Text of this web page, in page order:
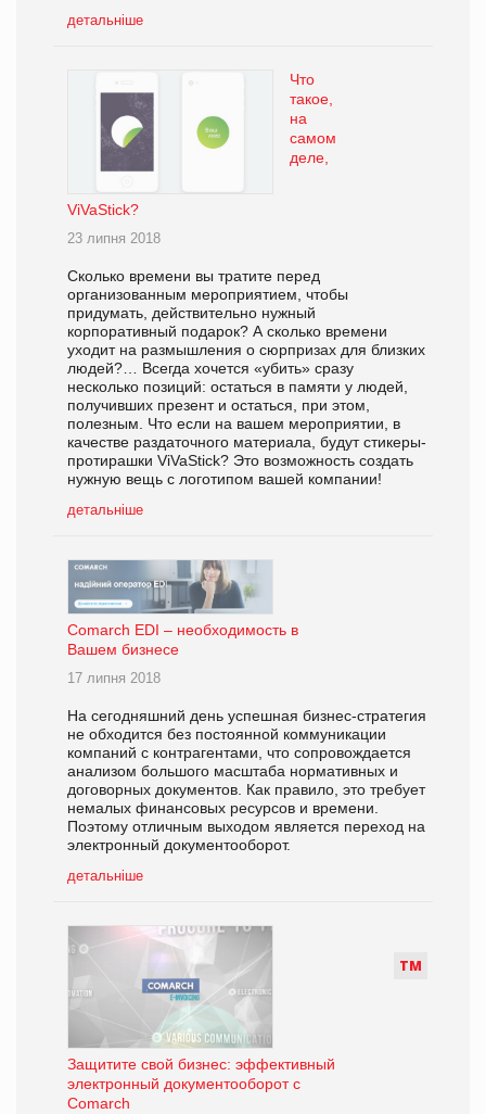
детальніше
Что
такое,
на
самом
деле,
ViVaStick?
23 липня 2018
Сколько времени вы тратите перед
организованным мероприятием, чтобы
придумать, действительно нужный
корпоративный подарок? А сколько времени
уходит на размышления о сюрпризах для близких
людей?… Всегда хочется «убить» сразу
несколько позиций: остаться в памяти у людей,
получивших презент и остаться, при этом,
полезным. Что если на вашем мероприятии, в
качестве раздаточного материала, будут стикеры-
протирашки ViVaStick? Это возможность создать
нужную вещь с логотипом вашей компании!
детальніше
Comarch EDI – необходимость в
Вашем бизнесе
17 липня 2018
На сегодняшний день успешная бизнес-стратегия
не обходится без постоянной коммуникации
компаний с контрагентами, что сопровождается
анализом большого масштаба нормативных и
договорных документов. Как правило, это требует
немалых финансовых ресурсов и времени.
Поэтому отличным выходом является переход на
электронный документооборот.
детальніше
ТМ
Защитите свой бизнес: эффективный
электронный документооборот с
Comarch